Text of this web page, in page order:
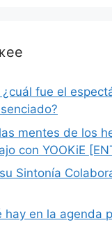
fue el
mentes de los
con YOOKiE
Sintonía
hay en la agenda